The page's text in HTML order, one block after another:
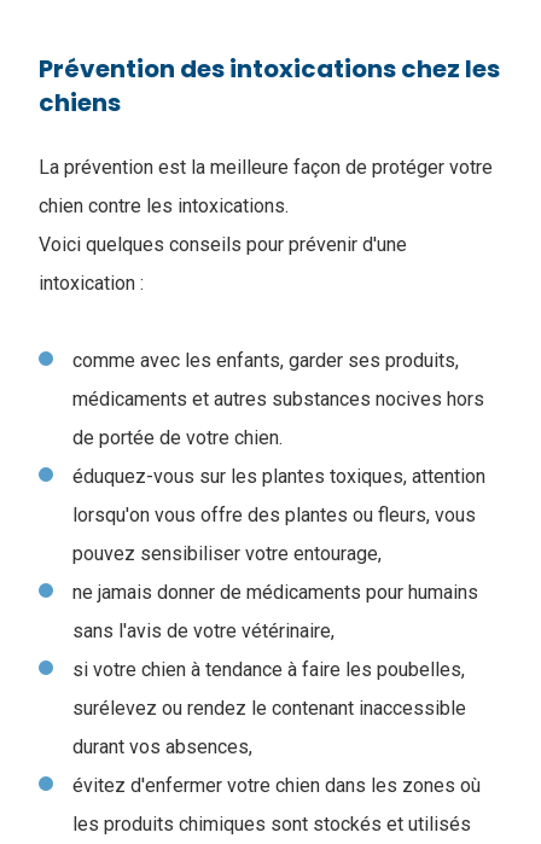
Prévention des intoxications chez les
chiens
La prévention est la meilleure façon de protéger votre
chien contre les intoxications.
Voici quelques conseils pour prévenir d'une
intoxication :
comme avec les enfants, garder ses produits,
médicaments et autres substances nocives hors
de portée de votre chien.
éduquez-vous sur les plantes toxiques, attention
lorsqu'on vous offre des plantes ou fleurs, vous
pouvez sensibiliser votre entourage,
ne jamais donner de médicaments pour humains
sans l'avis de votre vétérinaire,
si votre chien à tendance à faire les poubelles,
surélevez ou rendez le contenant inaccessible
durant vos absences,
évitez d'enfermer votre chien dans les zones où
les produits chimiques sont stockés et utilisés